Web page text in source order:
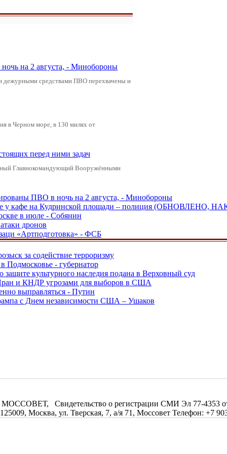
на 2 августа, - Минобороны
дежурными средствами ПВО перехвачены и
в Черном море, в 130 милях от
перед ними задач
Главнокомандующий Вооружёнными
ПВО в ночь на 2 августа, - Минобороны
у кафе на Кудринской площади – полиция (ОБНОВЛЕНО,
в июле - Собянин
дронов
«Артподготовка» - ФСБ
за содействие терроризму
- губернатор
культурного наследия подана в Верховный суд
и КНДР угрозами для выборов в США
выправляться - Путин
с Днем независимости США – Ушаков
Свидетельство о регистрации СМИ Эл 77-4353 от
Москва, ул. Тверская, 7, а/я 71, Моссовет Телефон: +7